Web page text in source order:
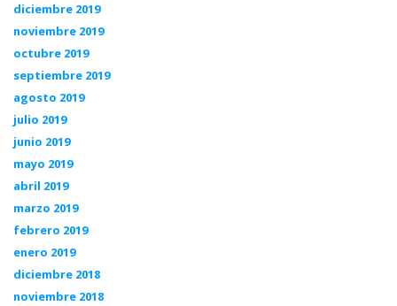
diciembre 2019
noviembre 2019
octubre 2019
septiembre 2019
agosto 2019
julio 2019
junio 2019
mayo 2019
abril 2019
marzo 2019
febrero 2019
enero 2019
diciembre 2018
noviembre 2018